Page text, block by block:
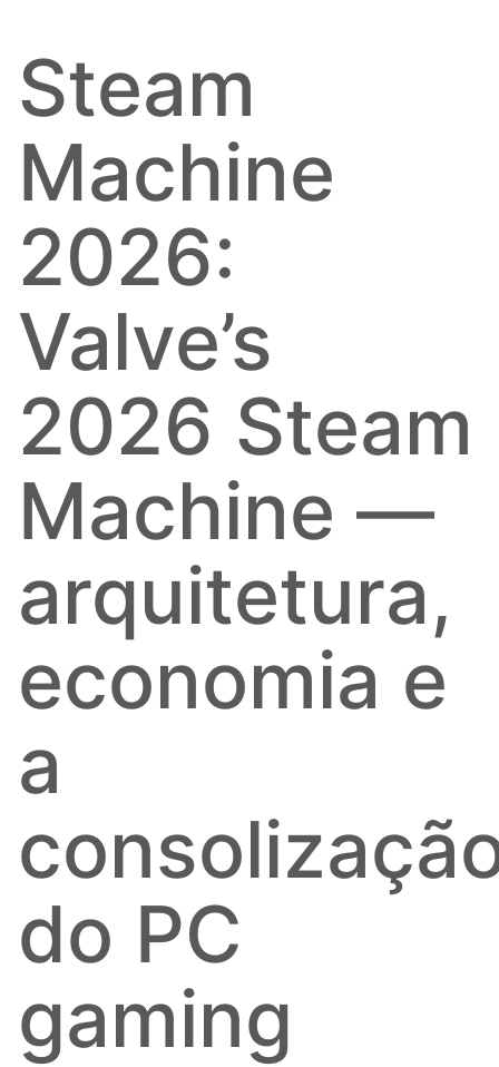
Steam
Machine
2026:
Valve’s
2026 Steam
Machine —
arquitetura,
economia e
a
do PC
gaming